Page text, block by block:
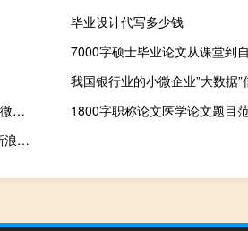
毕业设计代写多少钱
互联网金融下小微企业融资困境及对策,为什么要用网络金融解决小微企业融资
1800字职称论文医学论文题目
西方浪漫主义精神之下的音乐变化,总结欧洲音乐史上的重要名词(新浪漫主义)...